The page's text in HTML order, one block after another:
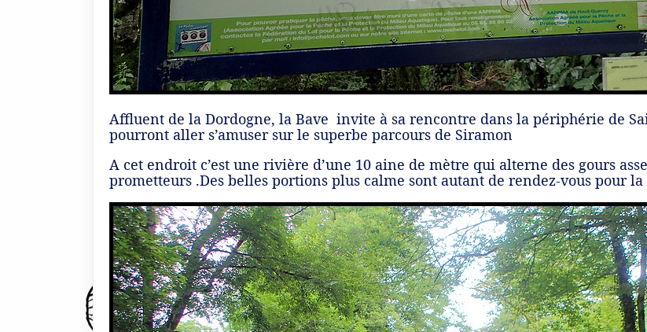
Affluent de la Dordogne, la Bave invite à sa rencontre dans la périphérie de
pourront aller s’amuser sur le superbe parcours de Siramon
A cet endroit c’est une rivière d’une 10 aine de mètre qui alterne des gours
prometteurs .Des belles portions plus calme sont autant de rendez-vous pour la